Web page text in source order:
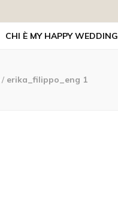
CHI È MY HAPPY WEDDING
/ erika_filippo_eng 1